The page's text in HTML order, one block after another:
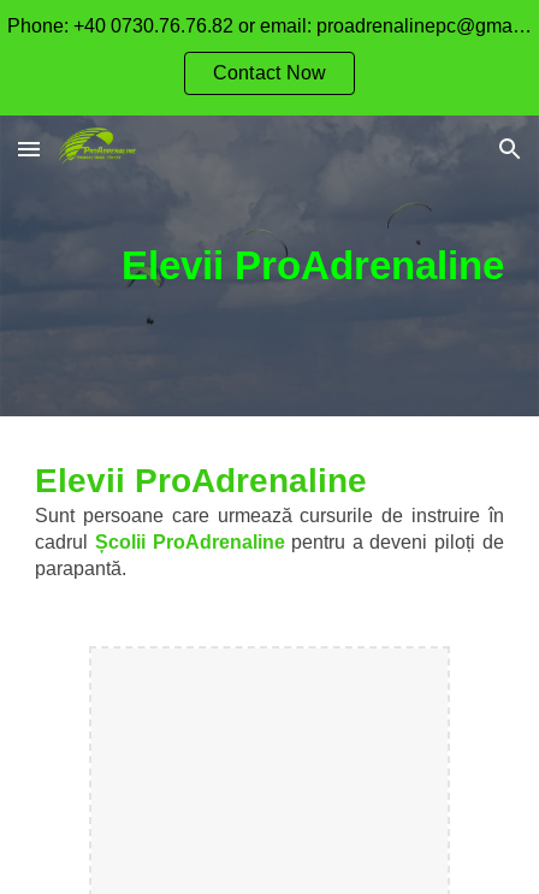
Phone: +40 0730.76.76.82 or email: proadrenalinepc@gmail.com
Contact Now
Elevii ProAdrenaline
Elevii ProAdrenaline
Sunt persoane care urmează cursurile de instruire în
cadrulȘcolii ProAdrenalinepentru a deveni piloți de
parapantă.